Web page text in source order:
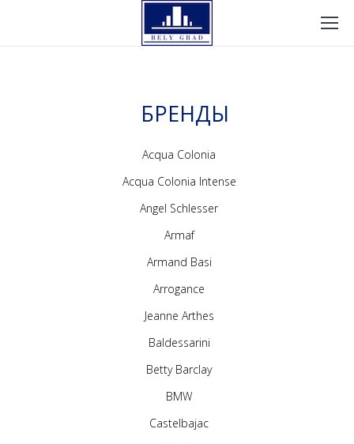
БРЕНДЫ
Acqua Colonia
Acqua Colonia Intense
Angel Schlesser
Armaf
Armand Basi
Arrogance
Jeanne Arthes
Baldessarini
Betty Barclay
BMW
Castelbajac